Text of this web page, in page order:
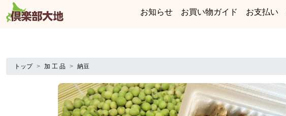
お知らせ お買い物ガイド お支払い
トップ 加 工 品 納豆